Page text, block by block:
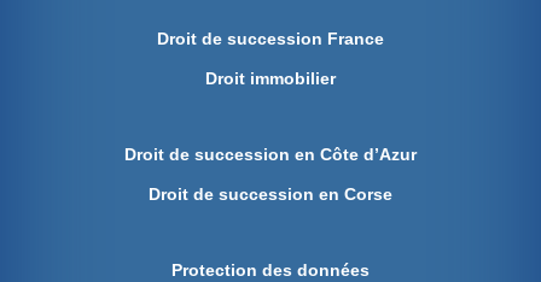
Droit de succession France
Droit immobilier
Droit de succession en Côte d’Azur
Droit de succession en Corse
Protection des données